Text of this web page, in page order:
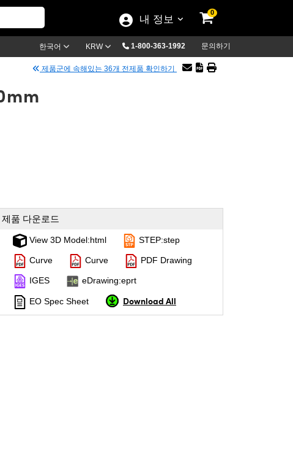
내 정보
0
한국어 KRW 1-800-363-1992 문의하기
제품군에 속해있는 36개 전제품 확인하기
제품 다운로드
View 3D Model:html STEP:step
Curve Curve PDF Drawing
IGES eDrawing:eprt
EO Spec Sheet Download All